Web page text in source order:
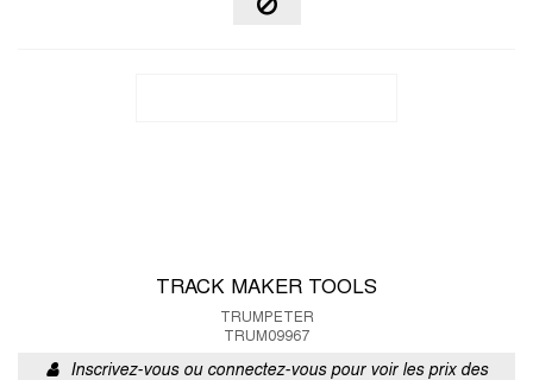
TRACK MAKER TOOLS
TRUMPETER
TRUM09967
Inscrivez-vous ou connectez-vous pour voir les prix des